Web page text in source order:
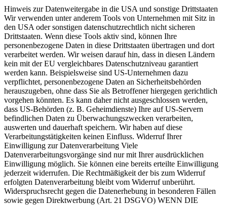
Hinweis zur Datenweitergabe in die USA und sonstige Drittstaaten
Wir verwenden unter anderem Tools von Unternehmen mit Sitz in
den USA oder sonstigen datenschutzrechtlich nicht sicheren
Drittstaaten. Wenn diese Tools aktiv sind, können Ihre
personenbezogene Daten in diese Drittstaaten übertragen und dort
verarbeitet werden. Wir weisen darauf hin, dass in diesen Ländern
kein mit der EU vergleichbares Datenschutzniveau garantiert
werden kann. Beispielsweise sind US-Unternehmen dazu
verpflichtet, personenbezogene Daten an Sicherheitsbehörden
herauszugeben, ohne dass Sie als Betroffener hiergegen gerichtlich
vorgehen könnten. Es kann daher nicht ausgeschlossen werden,
dass US-Behörden (z. B. Geheimdienste) Ihre auf US-Servern
befindlichen Daten zu Überwachungszwecken verarbeiten,
auswerten und dauerhaft speichern. Wir haben auf diese
Verarbeitungstätigkeiten keinen Einfluss. Widerruf Ihrer
Einwilligung zur Datenverarbeitung Viele
Datenverarbeitungsvorgänge sind nur mit Ihrer ausdrücklichen
Einwilligung möglich. Sie können eine bereits erteilte Einwilligung
jederzeit widerrufen. Die Rechtmäßigkeit der bis zum Widerruf
erfolgten Datenverarbeitung bleibt vom Widerruf unberührt.
Widerspruchsrecht gegen die Datenerhebung in besonderen Fällen
sowie gegen Direktwerbung (Art. 21 DSGVO) WENN DIE